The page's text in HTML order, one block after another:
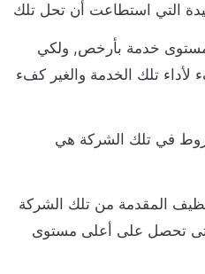
التي استطاعت أن تحل تلك
خدمة بأرخص, ولكي
تلك الخدمة والغير كفء
في تلك الشركة هي
المقدمة من تلك الشركة
تحصل على أعلى مستوى